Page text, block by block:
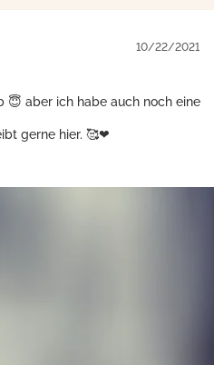
10/22/2021
😇 aber ich habe auch noch eine
gerne hier. 🥰❤